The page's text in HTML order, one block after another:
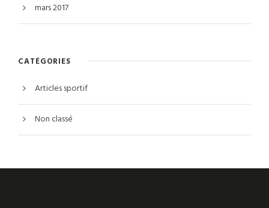
mars 2017
CATÉGORIES
Articles sportif
Non classé